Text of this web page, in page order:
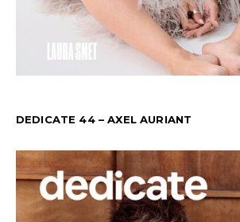
DEDICATE 44 – AXEL AURIANT